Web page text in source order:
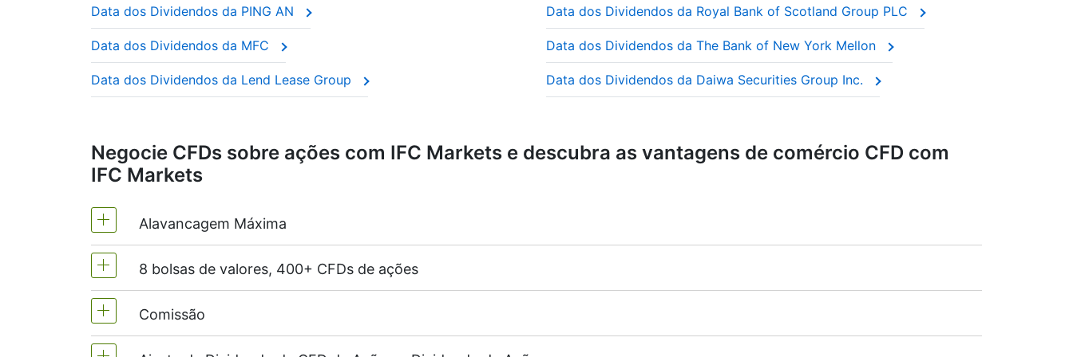
Estas empresas são frequentemente chamadas de “ações de dividendos” porque os investidores confiam que continuarão a pagar ano após
ano.
Este ajuste garante que o preço do CFD reflete o valor real de mercado das ações, como se estivesse a deter as ações reais.
Data dos Dividendos da PING AN Data dos Dividendos da Royal Bank of Scotland Group PLC
Data dos Dividendos da MFC Data dos Dividendos da The Bank of New York Mellon
Data dos Dividendos da Lend Lease Group Data dos Dividendos da Daiwa Securities Group Inc.
Negocie CFDs sobre ações com IFC Markets e descubra as vantagens de comércio CFD com
IFC Markets
Alavancagem Máxima
MetaTrader4 & MetaTrader5 -1:20 (margem de 5%)
As contas NetTradeX têm uma alavancagem para CFDs sobre ações igual à alavancagem da conta comercial (máx. 1:20).
8 bolsas de valores, 400+ CFDs de ações
Oferecemos mais de 400 CFDs nas seguintes bolsas de valores -
(Austrália),TSX(Canadá),HKEx(Hong Kong),TSE(Japão).
Comissão